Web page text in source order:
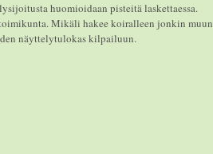
huomioidaan pisteitä laskettaessa.
Mikäli hakee koiralleen jonkin muun
näyttelytulokas kilpailuun.